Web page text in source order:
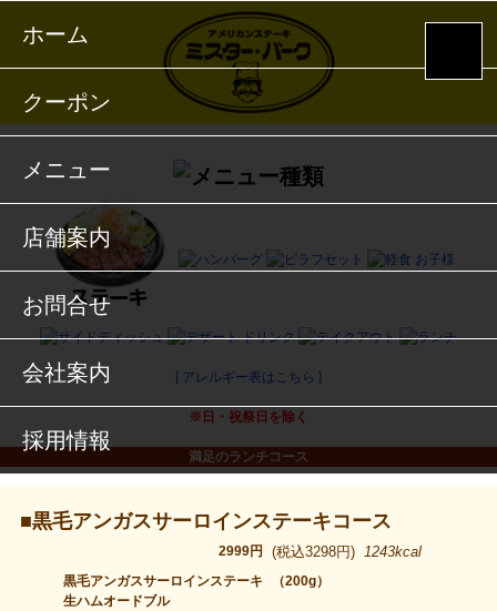
ホーム
クーポン
メニュー
店舗案内
お問合せ
会社案内
採用情報
[ アレルギー表はこちら ]
※日・祝祭日を除く
満足のランチコース
■黒毛アンガスサーロインステーキコース
2999円 (税込3298円) 1243kcal
黒毛アンガスサーロインステーキ
生ハムオードブル
（200g）